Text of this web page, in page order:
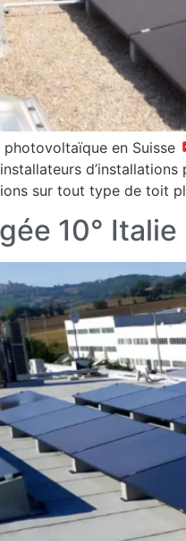
en Suisse
sur tout type de toit
10°